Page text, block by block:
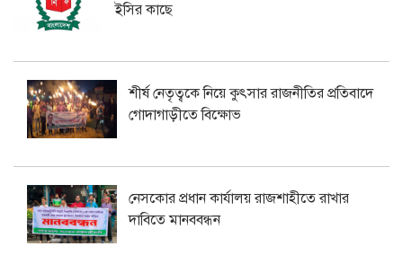
ইসির কাছে
শীর্ষ নেতৃত্বকে নিয়ে কুৎসার রাজনীতির প্রতিবাদে
গোদাগাড়ীতে বিক্ষোভ
নেসকোর প্রধান কার্যালয় রাজশাহীতে রাখার
দাবিতে মানববন্ধন